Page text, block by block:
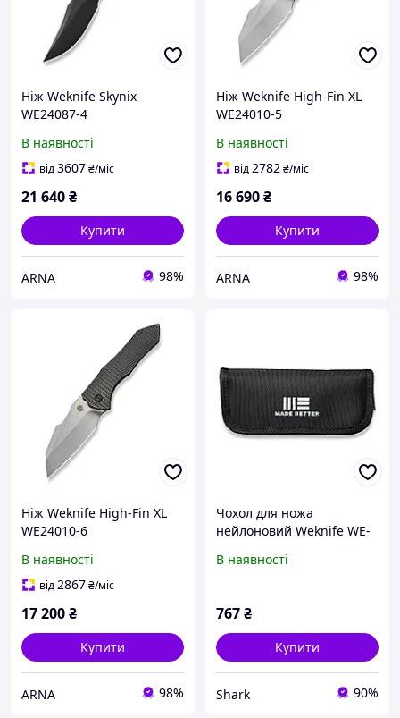
Ніж Weknife Skynix
WE24087-4
В наявності
від3607₴/міс
21 640₴
Купити
ARNA 98%
Ніж Weknife High-Fin XL
WE24010-5
В наявності
від2782₴/міс
16 690₴
Купити
ARNA 98%
Ніж Weknife High-Fin XL
WE24010-6
В наявності
від2867₴/міс
17 200₴
Купити
ARNA 98%
Чохол для ножа
нейлоновий Weknife WE-
В наявності
767₴
Купити
Shark 90%